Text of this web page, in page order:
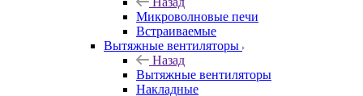
Микроволновые печи
Встраиваемые
Вытяжные вентиляторы
Назад
Вытяжные вентиляторы
Накладные